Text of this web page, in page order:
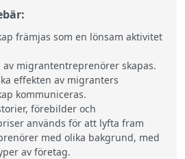
främjas som en lönsam aktivitet
av migrantentreprenörer skapas.
effekten av migranters
kommuniceras.
förebilder och
används för att lyfta fram
med olika bakgrund, med
av företag.